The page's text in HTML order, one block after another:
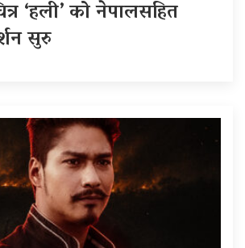
‘हली’ को नेपालसहित
सुरु